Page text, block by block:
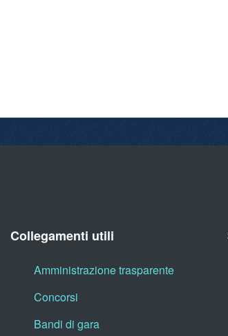
Collegamenti utili
Amministrazione trasparente
Concorsi
Bandi di gara